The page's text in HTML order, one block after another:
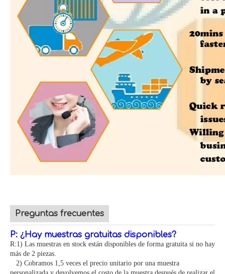
Preguntas frecuentes
P: ¿Hay muestras gratuitas disponibles?
R:1) Las muestras en stock están disponibles de forma gratuita si no hay
más de 2 piezas.
2) Cobramos 1,5 veces el precio unitario por una muestra